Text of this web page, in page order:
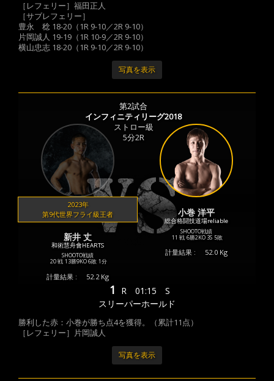
［レフェリー］福田正人
［サブレフェリー］
豊永 稔 18-20（1R 9-10／2R 9-10）
片岡誠人 19-19（1R 10-9／2R 9-10）
横山忠志 18-20（1R 9-10／2R 9-10）
写真を表示
第2試合
インフィニティリーグ2018
ストロー級
5分2R
2023年
第9代世界フライ級王者
新井 丈
和術慧舟會HEARTS
SHOOTO戦績
20 戦 13勝9KO 6敗 1分
計量結果 : 52.2 Kg
小巻 洋平
総合格闘技道場reliable
SHOOTO戦績
11 戦 6勝2KO 3S 5敗
計量結果 : 52.0 Kg
1 R 01:15
S
スリーパーホールド
勝利した赤：小巻が勝ち点4を獲得。（累計11点）
［レフェリー］片岡誠人
写真を表示